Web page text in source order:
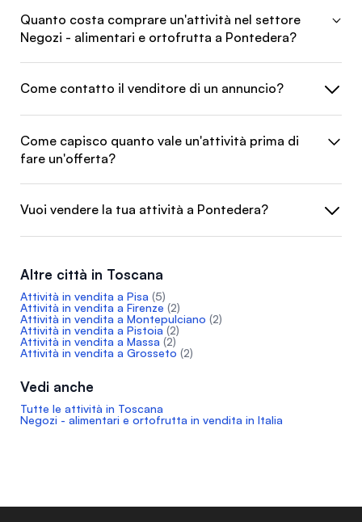
Quanto costa comprare un'attività nel settore
Negozi - alimentari e ortofrutta a Pontedera?
Come contatto il venditore di un annuncio?
Come capisco quanto vale un'attività prima di
fare un'offerta?
Vuoi vendere la tua attività a Pontedera?
Altre città in Toscana
Attività in vendita a Pisa (5)
Attività in vendita a Firenze (2)
Attività in vendita a Montepulciano (2)
Attività in vendita a Pistoia (2)
Attività in vendita a Massa (2)
Attività in vendita a Grosseto (2)
Vedi anche
Tutte le attività in Toscana
Negozi - alimentari e ortofrutta in vendita in Italia